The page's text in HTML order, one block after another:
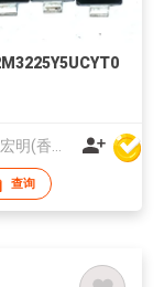
广东南方宏明(香港)电子科技股份有限公司
查询